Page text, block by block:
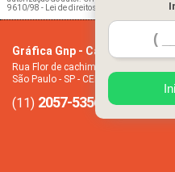
9610/98 - Lei de direitos autorais
Gráfica Gnp - Cartão de visita
Rua Flor de cachimbo, 274 - Jardim
São Paulo - SP - CEP: 08050-040
(11) 2057-5356 (11)94612-